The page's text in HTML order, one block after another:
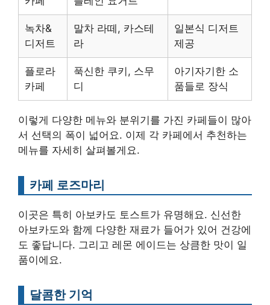
녹차&
디저트
말차 라떼, 카스테
라
일본식 디저트
제공
플로라
카페
푹신한 쿠키, 스무
디
아기자기한 소
품들로 장식
이렇게 다양한 메뉴와 분위기를 가진 카페들이 많아
서 선택의 폭이 넓어요. 이제 각 카페에서 추천하는
메뉴를 자세히 살펴볼게요.
카페 로즈마리
이곳은 특히 아보카도 토스트가 유명해요. 신선한
아보카도와 함께 다양한 재료가 들어가 있어 건강에
도 좋답니다. 그리고 레몬 에이드는 상큼한 맛이 일
품이에요.
달콤한 기억